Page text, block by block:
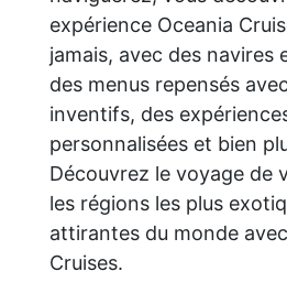
expérience Oceania
jamais, avec des navires
des menus repensés
inventifs, des
personnalisées et bien
Découvrez le voyage de
les régions les plus
attirantes du monde
Cruises.